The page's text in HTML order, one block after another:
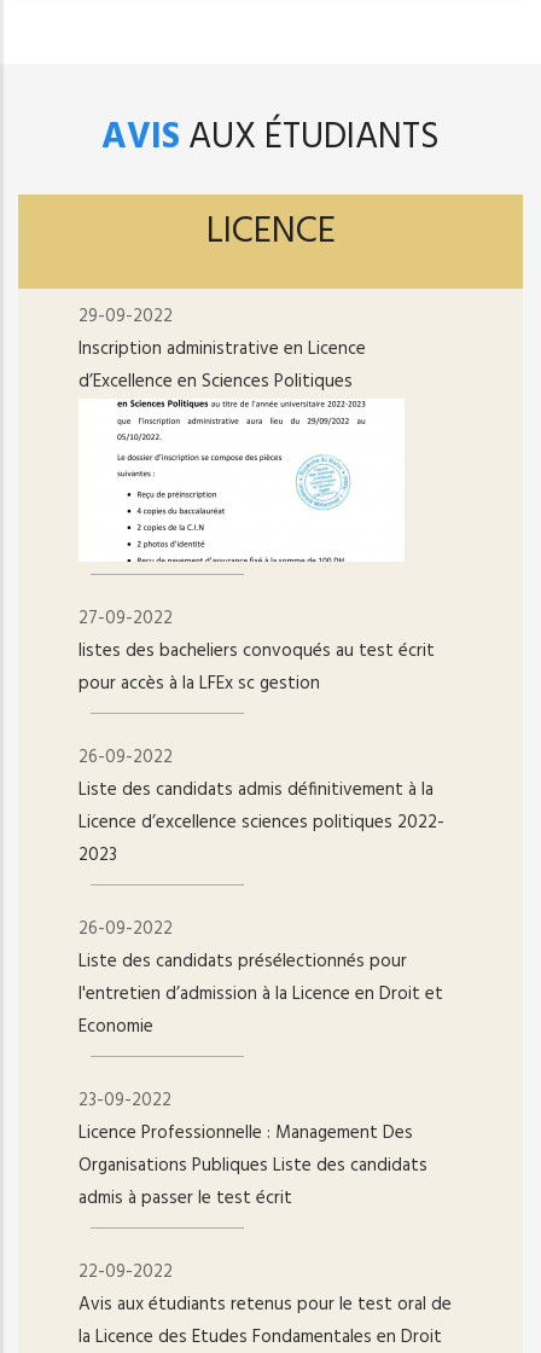
AVISAUX ÉTUDIANTS
LICENCE
29-09-2022
Inscription administrative en Licence
d’Excellence en Sciences Politiques
27-09-2022
listes des bacheliers convoqués au test écrit
pour accès à la LFEx sc gestion
26-09-2022
Liste des candidats admis définitivement à la
Licence d’excellence sciences politiques 2022-
2023
26-09-2022
Liste des candidats présélectionnés pour
l'entretien d’admission à la Licence en Droit et
Economie
23-09-2022
Licence Professionnelle : Management Des
Organisations Publiques Liste des candidats
admis à passer le test écrit
22-09-2022
Avis aux étudiants retenus pour le test oral de
la Licence des Etudes Fondamentales en Droit